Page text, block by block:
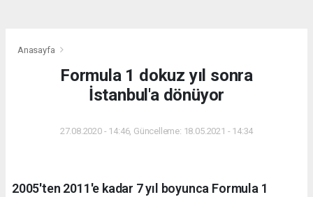
Anasayfa
Formula 1 dokuz yıl sonra
İstanbul'a dönüyor
27.08.2020 - 14:46, Güncelleme: 18.05.2021 - 14:34
2005'ten 2011'e kadar 7 yıl boyunca Formula 1